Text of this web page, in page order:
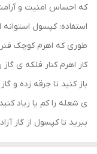
که احساس امنیت و
استفاده: کپسول
طوری که اهرم کوچک
کار اهرم کنار فلکه ی
باز کنید تا جرقه زده
ی شعله را کم یا زیاد
ببرید تا کپسول از گاز